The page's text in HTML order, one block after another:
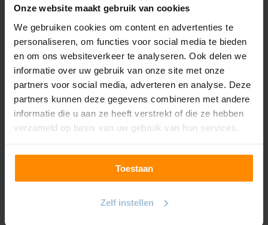
Onze website maakt gebruik van cookies
We gebruiken cookies om content en advertenties te
personaliseren, om functies voor social media te bieden
en om ons websiteverkeer te analyseren. Ook delen we
informatie over uw gebruik van onze site met onze
partners voor social media, adverteren en analyse. Deze
partners kunnen deze gegevens combineren met andere
informatie die u aan ze heeft verstrekt of die ze hebben
verzameld op basis van uw gebruik van hun services.
Toestaan
Zelf instellen
Kleuren 8 kleuren
Samenstelling
100% Polyester
(100% gerecycled)
Krimptolerantie 1%
Kleur/Lichtechtheid